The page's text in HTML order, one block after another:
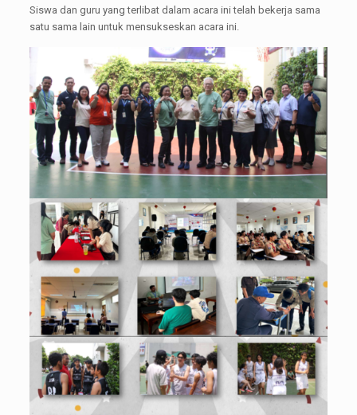
Siswa dan guru yang terlibat dalam acara ini telah bekerja sama
satu sama lain untuk mensukseskan acara ini.